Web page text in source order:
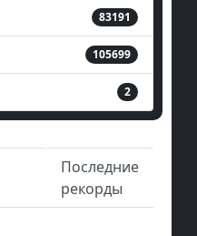
83191
105699
2
Последние
рекорды